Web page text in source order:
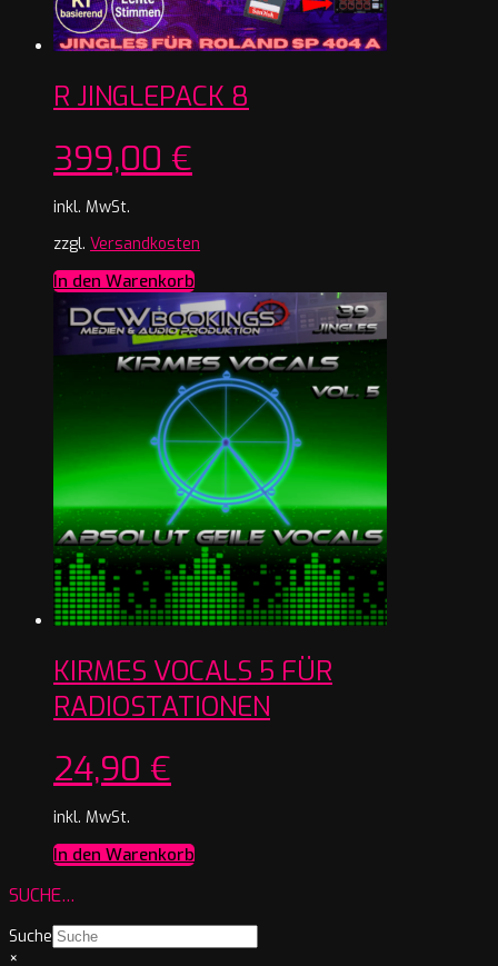
R JINGLEPACK 8
399,00 €
inkl. MwSt.
zzgl. Versandkosten
In den Warenkorb
KIRMES VOCALS 5 FÜR
RADIOSTATIONEN
24,90 €
inkl. MwSt.
In den Warenkorb
SUCHE…
Suche
×